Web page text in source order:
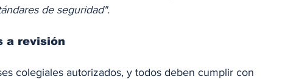
de seguridad".
a revisión
colegiales autorizados, y todos deben cumplir con